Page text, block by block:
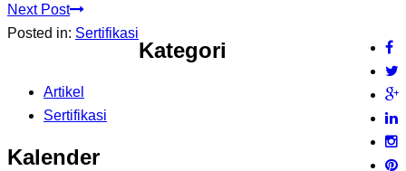
Next Post
Posted in: Sertifikasi
Kategori
Artikel
Sertifikasi
Kalender